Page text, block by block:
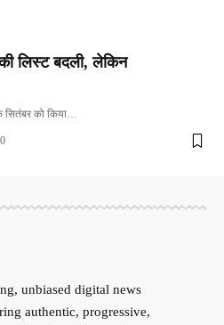
लिस्ट बदली, लेकिन
सितंबर को किया…
unbiased digital news
authentic, progressive,